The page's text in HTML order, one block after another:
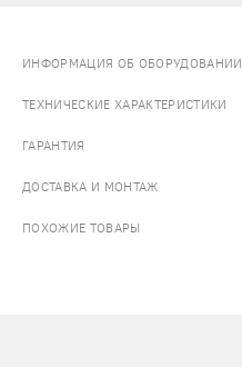
ИНФОРМАЦИЯ ОБ ОБОРУДОВАНИИ
ТЕХНИЧЕСКИЕ ХАРАКТЕРИСТИКИ
ГАРАНТИЯ
ДОСТАВКА И МОНТАЖ
ПОХОЖИЕ ТОВАРЫ